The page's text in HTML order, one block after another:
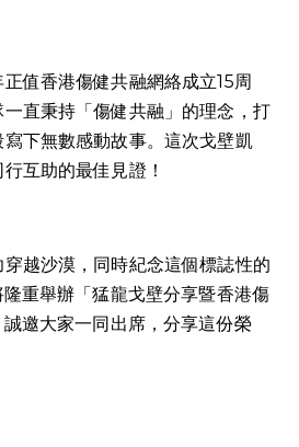
值香港傷健共融網絡成立15周
直秉持「傷健共融」的理念，打
下無數感動故事。這次戈壁凱
互助的最佳見證！
越沙漠，同時紀念這個標誌性的
重舉辦「猛龍戈壁分享暨香港傷
邀大家一同出席，分享這份榮